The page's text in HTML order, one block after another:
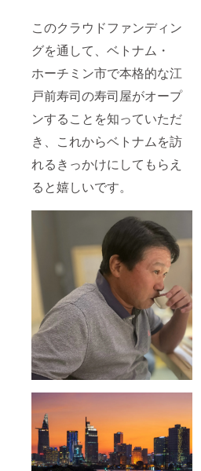
このクラウドファンディン
グを通して、ベトナム・
ホーチミン市で本格的な江
戸前寿司の寿司屋がオープ
ンすることを知っていただ
き、これからベトナムを訪
れるきっかけにしてもらえ
ると嬉しいです。